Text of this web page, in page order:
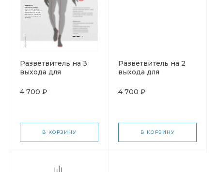
Разветвитель на 3
выхода для
перчаток и носков
4 700 ₽
В КОРЗИНУ
Разветвитель на 2
выхода для
перчаток и носков.
4 700 ₽
В КОРЗИНУ